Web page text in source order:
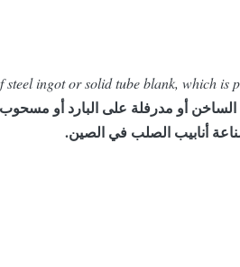
steel ingot or solid tube blank, which
أو مدرفلة على البارد أو مسحوب
أنابيب الصلب في الصين.